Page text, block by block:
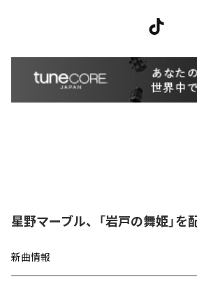
星野マーブル、「岩戸の舞姫」を
新曲情報